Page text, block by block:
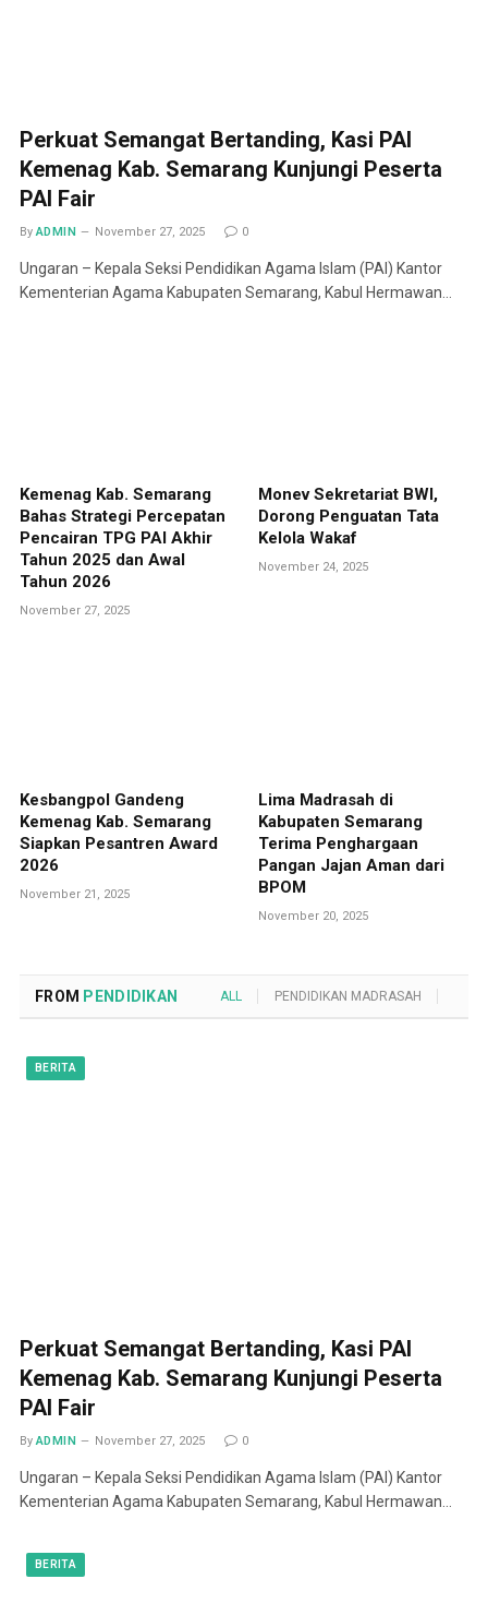
Perkuat Semangat Bertanding, Kasi PAI
Kemenag Kab. Semarang Kunjungi Peserta
PAI Fair
By ADMIN November 27, 2025 0
Ungaran – Kepala Seksi Pendidikan Agama Islam (PAI) Kantor
Kementerian Agama Kabupaten Semarang, Kabul Hermawan…
Kemenag Kab. Semarang
Bahas Strategi Percepatan
Pencairan TPG PAI Akhir
Tahun 2025 dan Awal
Tahun 2026
November 27, 2025
Monev Sekretariat BWI,
Dorong Penguatan Tata
Kelola Wakaf
November 24, 2025
Kesbangpol Gandeng
Kemenag Kab. Semarang
Siapkan Pesantren Award
2026
November 21, 2025
Lima Madrasah di
Kabupaten Semarang
Terima Penghargaan
Pangan Jajan Aman dari
BPOM
November 20, 2025
FROM PENDIDIKAN ALL PENDIDIKAN MADRASAH
BERITA
Perkuat Semangat Bertanding, Kasi PAI
Kemenag Kab. Semarang Kunjungi Peserta
PAI Fair
By ADMIN November 27, 2025 0
Ungaran – Kepala Seksi Pendidikan Agama Islam (PAI) Kantor
Kementerian Agama Kabupaten Semarang, Kabul Hermawan…
BERITA